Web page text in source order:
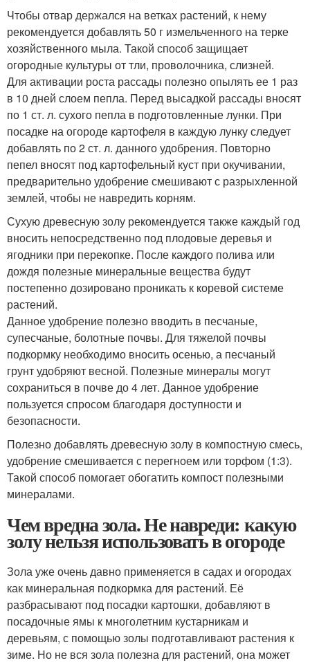
Чтобы отвар держался на ветках растений, к нему
рекомендуется добавлять 50 г измельченного на терке
хозяйственного мыла. Такой способ защищает
огородные культуры от тли, проволочника, слизней.
Для активации роста рассады полезно опылять ее 1 раз
в 10 дней слоем пепла. Перед высадкой рассады вносят
по 1 ст. л. сухого пепла в подготовленные лунки. При
посадке на огороде картофеля в каждую лунку следует
добавлять по 2 ст. л. данного удобрения. Повторно
пепел вносят под картофельный куст при окучивании,
предварительно удобрение смешивают с разрыхленной
землей, чтобы не навредить корням.
Сухую древесную золу рекомендуется также каждый год
вносить непосредственно под плодовые деревья и
ягодники при перекопке. После каждого полива или
дождя полезные минеральные вещества будут
постепенно дозировано проникать к коревой системе
растений.
Данное удобрение полезно вводить в песчаные,
супесчаные, болотные почвы. Для тяжелой почвы
подкормку необходимо вносить осенью, а песчаный
грунт удобряют весной. Полезные минералы могут
сохраниться в почве до 4 лет. Данное удобрение
пользуется спросом благодаря доступности и
безопасности.
Полезно добавлять древесную золу в компостную смесь,
удобрение смешивается с перегноем или торфом (1:3).
Такой способ помогает обогатить компост полезными
минералами.
Чем вредна зола. Не навреди: какую
золу нельзя использовать в огороде
Зола уже очень давно применяется в садах и огородах
как минеральная подкормка для растений. Её
разбрасывают под посадки картошки, добавляют в
посадочные ямы к многолетним кустарникам и
деревьям, с помощью золы подготавливают растения к
зиме. Но не вся зола полезна для растений, она может